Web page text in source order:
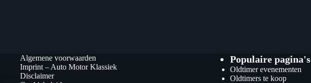
Algemene voorwaarden
Imprint – Auto Motor Klassiek
Disclaimer
Populaire pagina's
Oldtimer evenementen
Oldtimers te koop